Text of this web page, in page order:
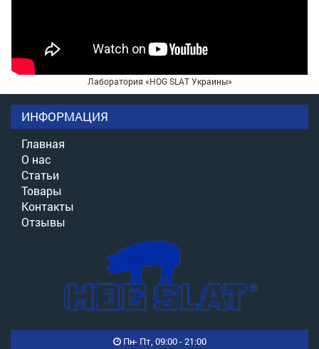
Лаборатория «HOG SLAT Украины»
ИНФОРМАЦИЯ
Главная
О нас
Статьи
Товары
Контакты
Отзывы
Пн- Пт, 09:00 - 21:00